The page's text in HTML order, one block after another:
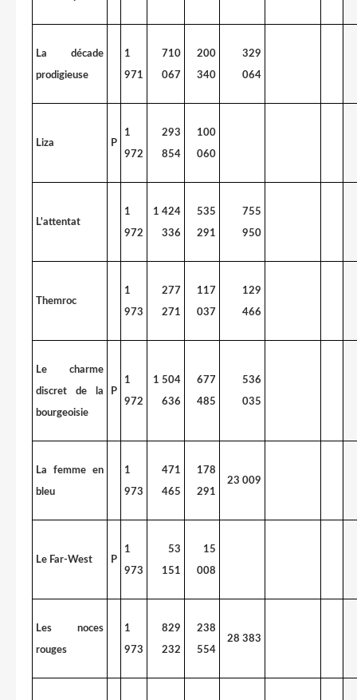
La décade
prodigieuse
1
971
710
067
200
340
329
064
Liza P
1
972
293
854
100
060
L'attentat
1
972
1 424
336
535
291
755
950
Themroc
1
973
277
271
117
037
129
466
Le charme
discret de la
bourgeoisie
P
1
972
1 504
636
677
485
536
035
La femme en
bleu
1
973
471
465
178
291
23 009
Le Far-West P
1
973
53
151
15
008
Les noces
rouges
1
973
829
232
238
554
28 383